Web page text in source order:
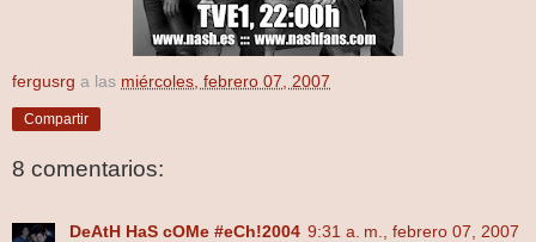
fergusrg a las miércoles, febrero 07, 2007
Compartir
8 comentarios:
DeAtH HaS cOMe #eCh!2004 9:31 a. m., febrero 07, 2007